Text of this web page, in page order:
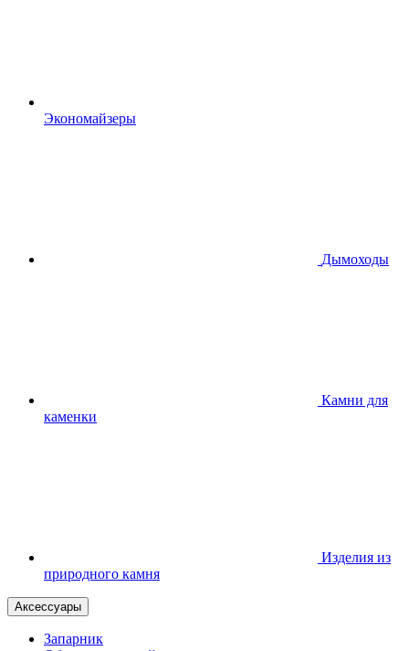
Экономайзеры
Дымоходы
Камни для
каменки
Изделия из
природного камня
Аксессуары
Запарник